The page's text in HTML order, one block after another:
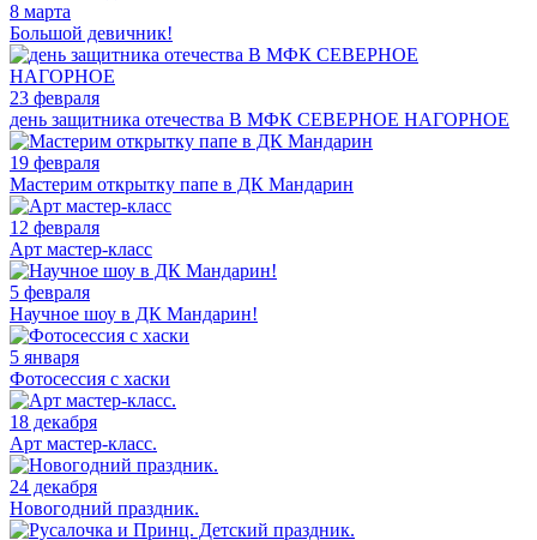
8 марта
Большой девичник!
23 февраля
день защитника отечества В МФК СЕВЕРНОЕ НАГОРНОЕ
19 февраля
Мастерим открытку папе в ДК Мандарин
12 февраля
Арт мастер-класс
5 февраля
Научное шоу в ДК Мандарин!
5 января
Фотосессия с хаски
18 декабря
Арт мастер-класс.
24 декабря
Новогодний праздник.